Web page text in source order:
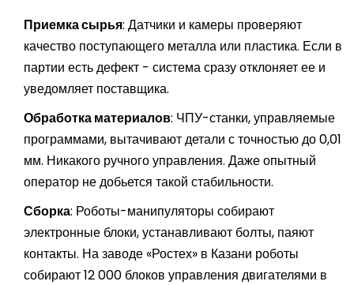
Приемка сырья: Датчики и камеры проверяют
качество поступающего металла или пластика. Если в
партии есть дефект - система сразу отклоняет ее и
уведомляет поставщика.
Обработка материалов: ЧПУ-станки, управляемые
программами, вытачивают детали с точностью до 0,01
мм. Никакого ручного управления. Даже опытный
оператор не добьется такой стабильности.
Сборка: Роботы-манипуляторы собирают
электронные блоки, устанавливают болты, паяют
контакты. На заводе «Ростех» в Казани роботы
собирают 12 000 блоков управления двигателями в